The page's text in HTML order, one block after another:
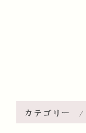
カテゴリー